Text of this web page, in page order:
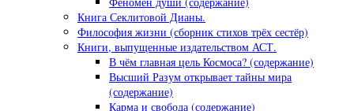
Книга Секлитовой Дианы.
Философия жизни (сборник стихов трёх сестёр)
Книги, выпущенные издательством АСТ.
В чём главная цель Космоса? (содержание)
Высший Разум открывает тайны мира
(содержание)
Карма и свобода (содержание)